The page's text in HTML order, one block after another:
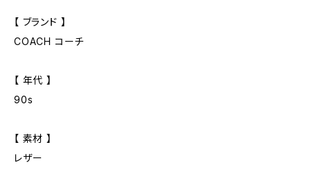
【 ブランド 】
COACH コーチ
【 年代 】
90s
【 素材 】
レザー